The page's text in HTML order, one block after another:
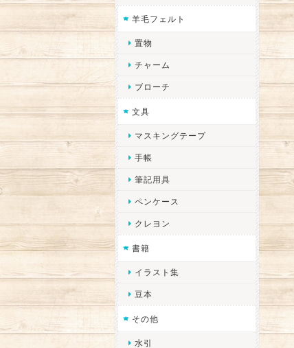
羊毛フェルト
置物
チャーム
ブローチ
文具
マスキングテープ
手帳
筆記用具
ペンケース
クレヨン
書籍
イラスト集
豆本
その他
水引